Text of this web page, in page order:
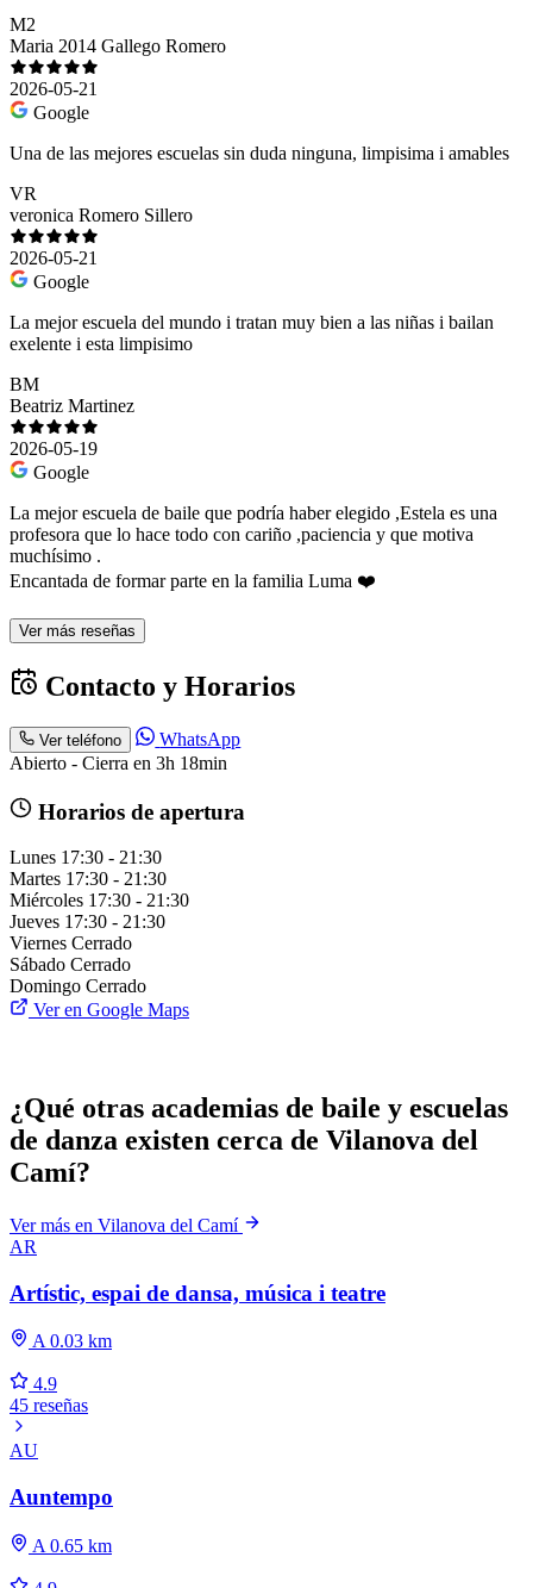
M2
Maria 2014 Gallego Romero
2026-05-21
Google
Una de las mejores escuelas sin duda ninguna, limpisima i amables
VR
veronica Romero Sillero
2026-05-21
Google
La mejor escuela del mundo i tratan muy bien a las niñas i bailan
exelente i esta limpisimo
BM
Beatriz Martinez
2026-05-19
Google
La mejor escuela de baile que podría haber elegido ,Estela es una
profesora que lo hace todo con cariño ,paciencia y que motiva
muchísimo .
Encantada de formar parte en la familia Luma ❤️
Ver más reseñas
Contacto y Horarios
Ver teléfono
WhatsApp
Abierto - Cierra en 3h 18min
Horarios de apertura
Lunes 17:30 - 21:30
Martes 17:30 - 21:30
Miércoles 17:30 - 21:30
Jueves 17:30 - 21:30
Viernes Cerrado
Sábado Cerrado
Domingo Cerrado
Ver en Google Maps
¿Qué otras academias de baile y escuelas
de danza existen cerca de Vilanova del
Camí?
Ver más en Vilanova del Camí
AR
Artístic, espai de dansa, música i teatre
A 0.03 km
4.9
45 reseñas
AU
Auntempo
A 0.65 km